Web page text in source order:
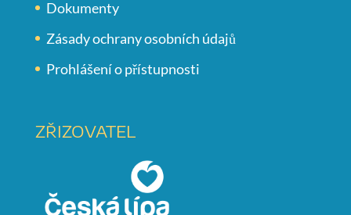
Dokumenty
Zásady ochrany osobních údajů
Prohlášení o přístupnosti
ZŘIZOVATEL